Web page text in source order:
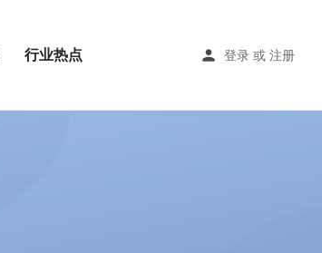
行业热点 登录 或 注册